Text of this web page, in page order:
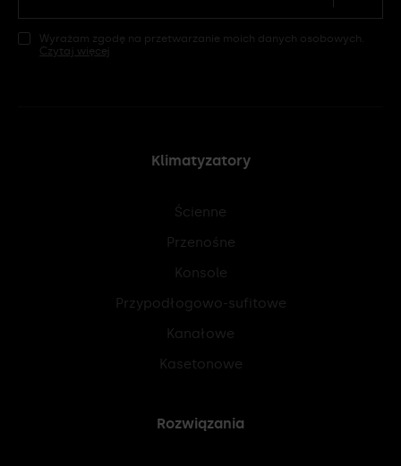
Wyrażam zgodę na przetwarzanie moich danych osobowych.
Czytaj więcej
Klimatyzatory
Ścienne
Przenośne
Konsole
Przypodłogowo-sufitowe
Kanałowe
Kasetonowe
Rozwiązania